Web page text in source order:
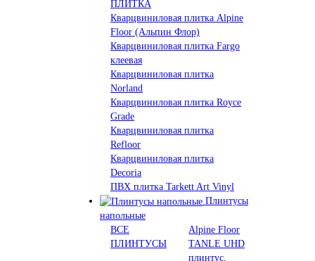
ПЛИТКА
Кварцвиниловая плитка Alpine
Floor (Альпин Флор)
Кварцвиниловая плитка Fargo
клеевая
Кварцвиниловая плитка
Norland
Кварцвиниловая плитка Royce
Grade
Кварцвиниловая плитка
Refloor
Кварцвиниловая плитка
Decoria
ПВХ плитка Tarkett Art Vinyl
Плинтусы
напольные
ВСЕ
ПЛИНТУСЫ
Alpine Floor
TANLE UHD
плинтус,